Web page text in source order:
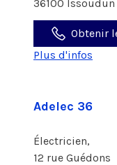
36100 Issoudun
Obtenir
Plus d'infos
Adelec 36
Électricien,
12 rue Guédons